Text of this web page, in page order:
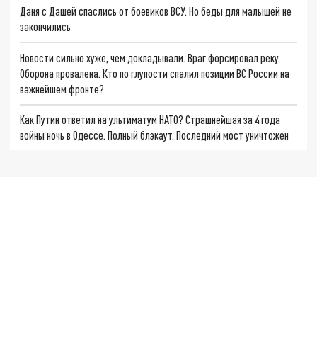
Даня с Дашей спаслись от боевиков ВСУ. Но беды для малышей не
закончились
Новости сильно хуже, чем докладывали. Враг форсировал реку.
Оборона провалена. Кто по глупости спалил позиции ВС России на
важнейшем фронте?
Как Путин ответил на ультиматум НАТО? Страшнейшая за 4 года
войны ночь в Одессе. Полный блэкаут. Последний мост уничтожен